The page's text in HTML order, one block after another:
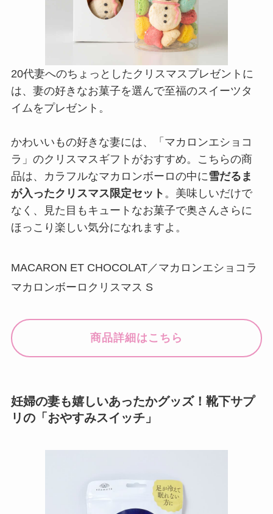
20代妻へのちょっとしたクリスマスプレゼントに
は、妻の好きなお菓子を選んで至福のスイーツタ
イムをプレゼント。
かわいいもの好きな妻には、「マカロンエショコ
ラ」のクリスマスギフトがおすすめ。こちらの商
品は、カラフルなマカロンボーロの中に雪だるま
が入ったクリスマス限定セット 。美味しいだけで
なく、見た目もキュートなお菓子で奥さんさらに
ほっこり楽しい気分になれますよ。
MACARON ET CHOCOLAT／マカロンエショコラ
マカロンボーロクリスマス S
商品詳細はこちら
妊婦の妻も嬉しいあったかグッズ！靴下サプ
リの「おやすみスイッチ」